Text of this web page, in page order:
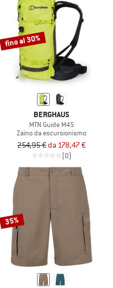
fino al 30%
BERGHAUS
MTN Guide M45
Zaino da escursionismo
254,95 € da 178,47 €
(0)
35%